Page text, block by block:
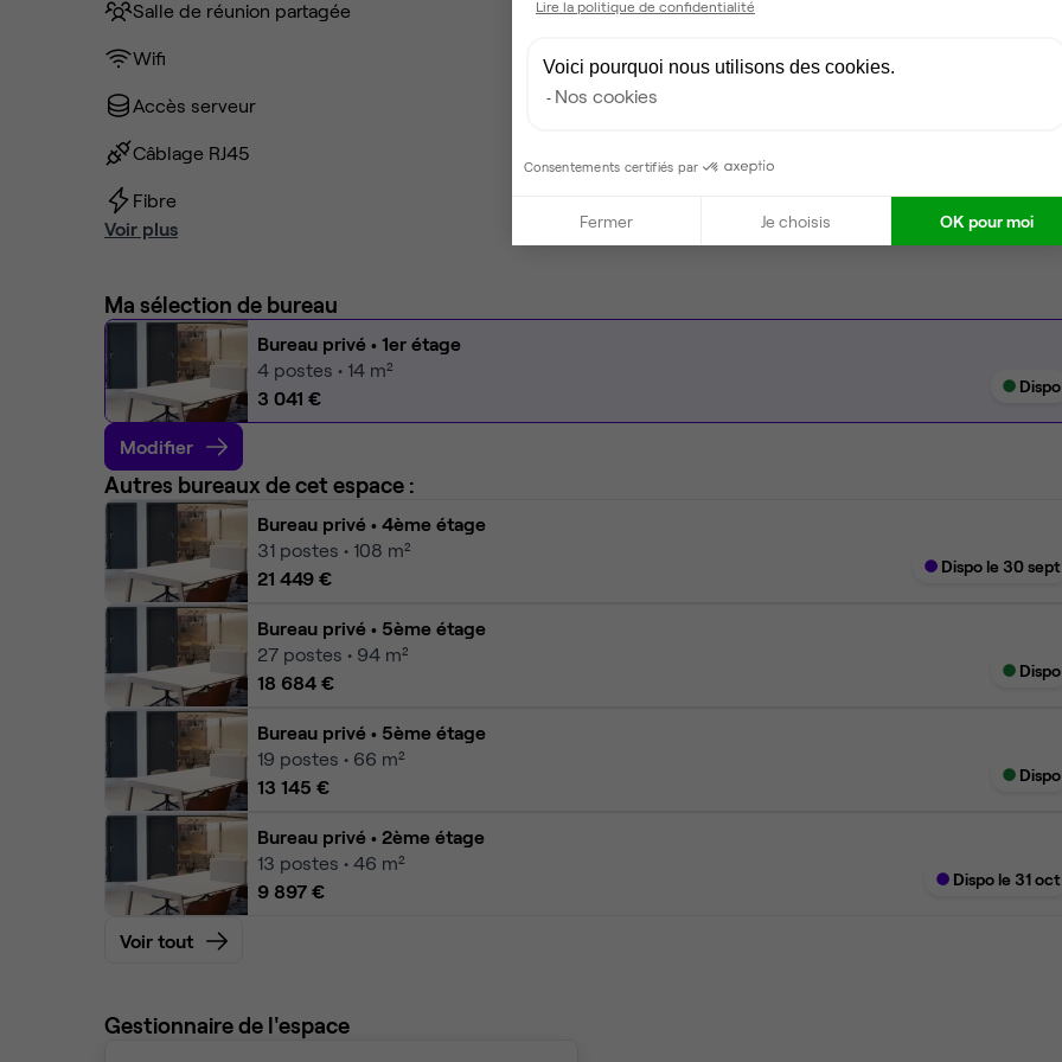
Salle de réunion partagée
Wifi
Accès serveur
Câblage RJ45
Fibre
Coin cafet'
Climatisation
Espace d'attente
Voir plus
Ma sélection de bureau
Bureau privé • 1er étage
4 postes • 14 m²
3 041 €
Dispo
Modifier
Autres bureaux de cet espace :
Bureau privé • 4ème étage
31 postes • 108 m²
21 449 €
Dispo le 30 sept
Bureau privé • 5ème étage
27 postes • 94 m²
18 684 €
Dispo
Bureau privé • 5ème étage
19 postes • 66 m²
13 145 €
Dispo
Bureau privé • 2ème étage
13 postes • 46 m²
9 897 €
Dispo le 31 oct
Voir tout
Gestionnaire de l'espace
Lire la politique de confidentialité
Voici pourquoi nous utilisons des cookies.
Nos cookies
Consentements certifiés par
Fermer Je choisis OK pour moi